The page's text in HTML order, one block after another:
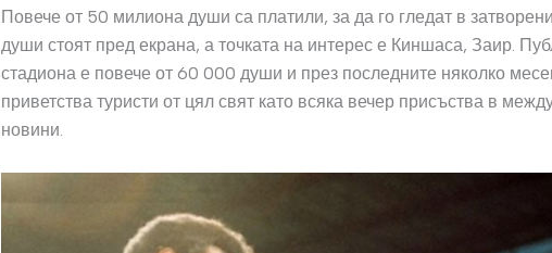
Повече от 50 милиона души са платили, за да го гледат в
души стоят пред екрана, а точката на интерес е Киншаса, Заир.
стадиона е повече от 60 000 души и през последните няколко
приветства туристи от цял свят като всяка вечер присъства в
новини.